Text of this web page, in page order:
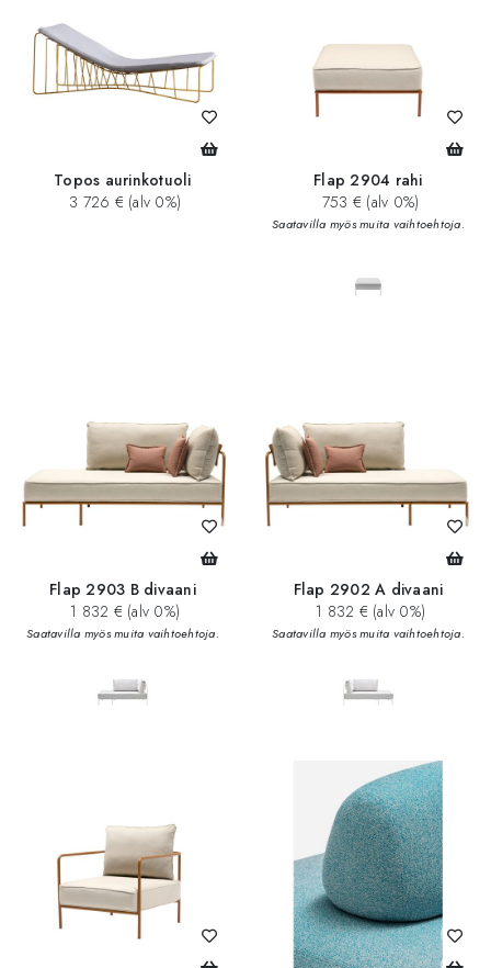
Topos aurinkotuoli
3 726 € (alv 0%)
Flap 2904 rahi
753 € (alv 0%)
Saatavilla myös muita vaihtoehtoja.
Flap 2903 B divaani
1 832 € (alv 0%)
Saatavilla myös muita vaihtoehtoja.
Flap 2902 A divaani
1 832 € (alv 0%)
Saatavilla myös muita vaihtoehtoja.